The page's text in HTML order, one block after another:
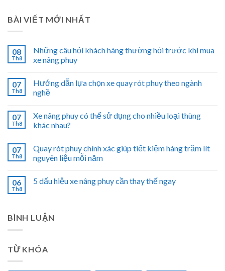
BÀI VIẾT MỚI NHẤT
08
Th8
Những câu hỏi khách hàng thường hỏi trước khi mua
xe nâng phuy
07
Th8
Hướng dẫn lựa chọn xe quay rót phuy theo ngành
nghề
07
Th8
Xe nâng phuy có thể sử dụng cho nhiều loại thùng
khác nhau?
07
Th8
Quay rót phuy chính xác giúp tiết kiệm hàng trăm lít
nguyên liệu mỗi năm
06
Th8
5 dấu hiệu xe nâng phuy cần thay thế ngay
BÌNH LUẬN
TỪ KHÓA